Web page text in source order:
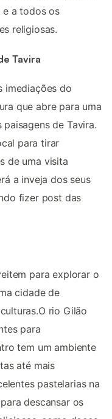
e a todos os
religiosas.
Tavira
imediações do
que abre para uma
de Tavira.
para tirar
de uma visita
a inveja dos seus
fizer post das
para explorar o
cidade de
rio Gilão
para
tem um ambiente
até mais
pastelarias na
descansar os